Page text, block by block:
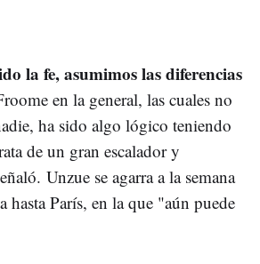
la fe, asumimos las diferencias
en la general, las cuales no
ha sido algo lógico teniendo
de un gran escalador y
Unzue se agarra a la semana
hasta París, en la que "aún puede